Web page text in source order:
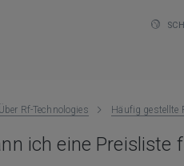
Über Rf-Technologies Häufig gestellte
ich eine Preisliste